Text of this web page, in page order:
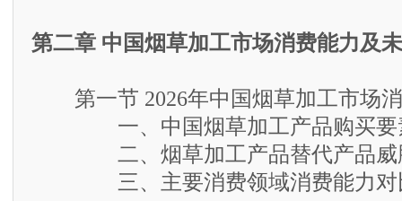
第二章 中国烟草加工市场消费能力及
第一节 2026年中国烟草加工市场
一、中国烟草加工产品购买要
二、烟草加工产品替代产品威
三、主要消费领域消费能力对